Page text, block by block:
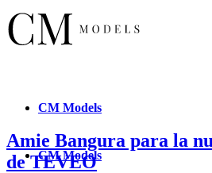
CM Models
CMModels
Amie Bangura para la
de TEVEO